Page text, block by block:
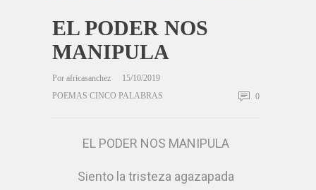
EL PODER NOS
MANIPULA
Por africasanchez
15/10/2019
POEMAS CINCO PALABRAS
0
EL PODER NOS MANIPULA
Siento la tristeza agazapada